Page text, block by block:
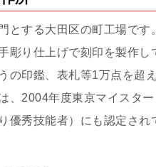
とする大田区の町工場です。
彫り仕上げで刻印を製作
の印鑑、表札等1万点を超
、2004年度東京マイスタ
優秀技能者）にも認定され